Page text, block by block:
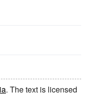
. The text is licensed